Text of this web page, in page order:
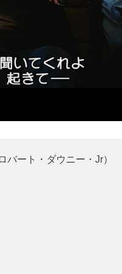
バート・ダウニー・Jr）